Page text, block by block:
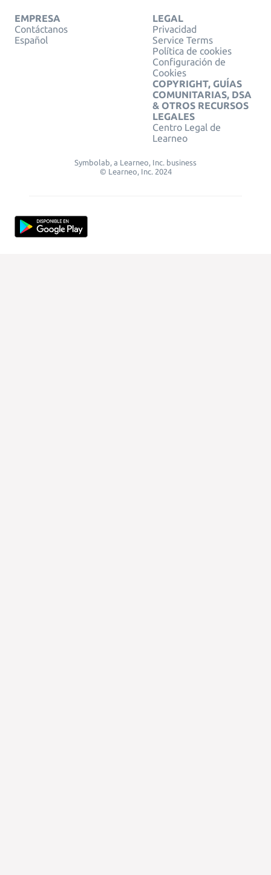
EMPRESA
Contáctanos
Español
LEGAL
Privacidad
Service Terms
Política de cookies
Configuración de
Cookies
COPYRIGHT, GUÍAS
COMUNITARIAS, DSA
& OTROS RECURSOS
LEGALES
Centro Legal de
Learneo
Symbolab, a Learneo, Inc. business
© Learneo, Inc. 2024